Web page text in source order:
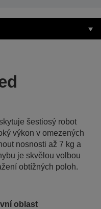
šestiosý robot
výkon v omezených
nosnosti až 7 kg a
je skvělou volbou
obtížných poloh.
oblast